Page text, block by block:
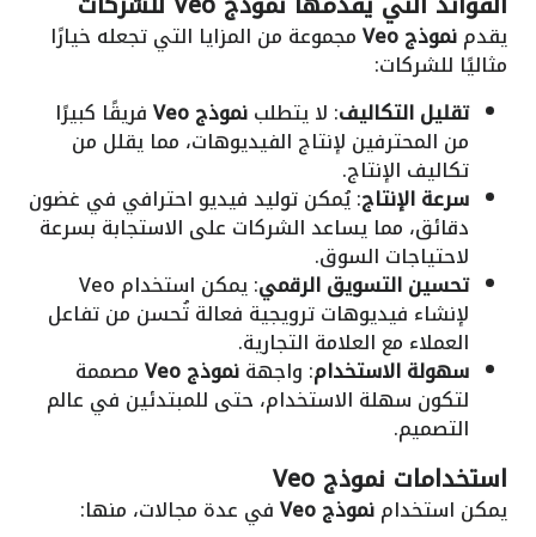
يقدمنموذج Veo مجموعة من المزايا التي تجعله خيارًا
مثاليًا للشركات:
تقليل التكاليف: لا يتطلبنموذج Veo فريقًا كبيرًا
من المحترفين لإنتاج الفيديوهات، مما يقلل من
تكاليف الإنتاج.
سرعة الإنتاج: يُمكن توليد فيديو احترافي في غضون
دقائق، مما يساعد الشركات على الاستجابة بسرعة
لاحتياجات السوق.
تحسين التسويق الرقمي : يمكن استخدام Veo
لإنشاء فيديوهات ترويجية فعالة تُحسن من تفاعل
العملاء مع العلامة التجارية.
سهولة الاستخدام: واجهةنموذج Veo مصممة
لتكون سهلة الاستخدام، حتى للمبتدئين في عالم
التصميم.
استخدامات نموذج Veo
يمكن استخدامنموذج Veo
في عدة مجالات، منها: